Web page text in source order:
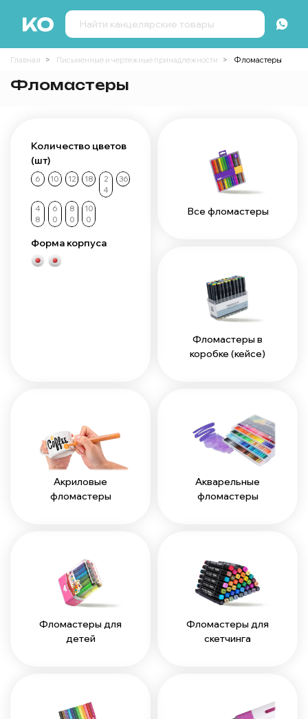
Главная Письменные и чертежные принадлежности Фломастеры
Фломастеры
Количество цветов
(шт)
6 10 12 18
2
4
36
4
8
6
0
8
0
10
0
Форма корпуса
Все фломастеры
Фломастеры в
коробке (кейсе)
Акриловые
фломастеры
Акварельные
фломастеры
Фломастеры для
детей
Фломастеры для
скетчинга